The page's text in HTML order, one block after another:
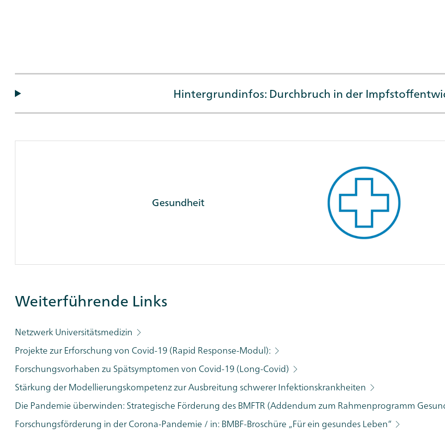
Collapses
Hintergrundinfos: Durchbruch in der
Client
Gesundheit
Additional
Links
Category
Weiterführende Links
Netzwerk Universitätsmedizin
Projekte zur Erforschung von Covid-19 (Rapid Response-Modul):
Forschungsvorhaben zu Spätsymptomen von Covid-19 (Long-Covid)
Stärkung der Modellierungskompetenz zur Ausbreitung schwerer Infektionskrankheiten
Die Pandemie überwinden: Strategische Förderung des BMFTR (Addendum zum Rahmenprogramm
Forschungsförderung in der Corona-Pandemie / in: BMBF-Broschüre „Für ein gesundes Leben“